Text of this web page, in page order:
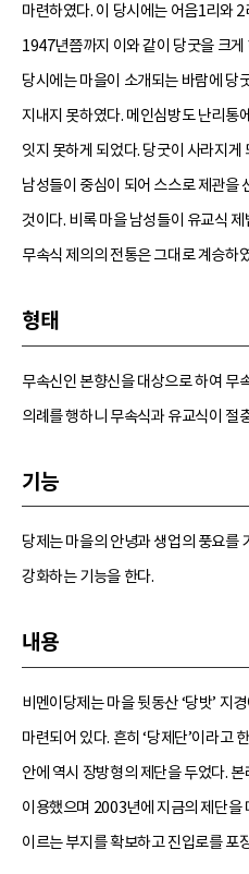
마련하였다. 이 당시에는 어음1리와
1947년쯤까지 이와 같이 당굿을 크
당시에는 마을이 소개되는 바람에 당
지내지 못하였다. 메인심방도 난리통
잇지 못하게 되었다. 당굿이 사라지
남성들이 중심이 되어 스스로 제관을
것이다. 비록 마을 남성들이 유교식
무속식 제의의 전통은 그대로 계승하
형태
무속신인 본향신을 대상으로 하여 무
의례를 행하니 무속식과 유교식이 절
기능
당제는 마을의 안녕과 생업의 풍요를
강화하는 기능을 한다.
내용
비멘이당제는 마을 뒷동산 ‘당밧’ 지
마련되어 있다. 흔히 ‘당제단’이라고
안에 역시 장방형의 제단을 두었다.
이용했으며 2003년에 지금의 제단
이르는 부지를 확보하고 진입로를 포